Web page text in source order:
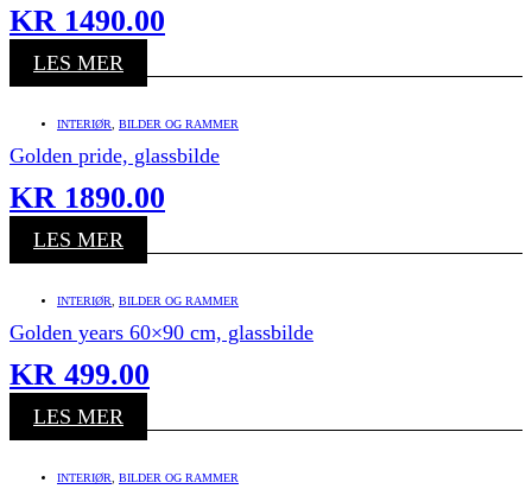
KR 1490.00
LES MER
INTERIØR BILDER OG RAMMER
Golden pride, glassbilde
KR 1890.00
LES MER
INTERIØR BILDER OG RAMMER
Golden years 60×90 cm, glassbilde
KR 499.00
LES MER
INTERIØR BILDER OG RAMMER